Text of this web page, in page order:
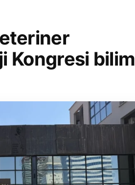
Kongresi bilim